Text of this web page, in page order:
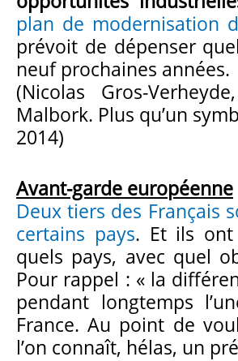
plan de modernisation
prévoit de dépenser
neuf prochaines années.
(Nicolas Gros-
Malbork. Plus qu’un
2014)
Avant-garde européenne
Deux tiers des Français
certains pays. Et ils ont
quels pays, avec quel
Pour rappel : « la
pendant longtemps
France. Au point de
l’on connaît, hélas, un